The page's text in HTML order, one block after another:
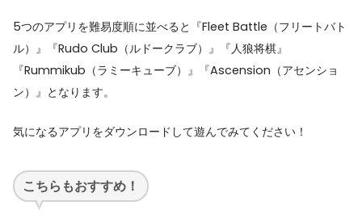
5つのアプリを難易度順に並べると『Fleet Battle（フリートバト
ル）』『Rudo Club（ルドークラブ）』『人狼将棋』
『Rummikub（ラミーキューブ）』『Ascension（アセンショ
ン）』となります。
気になるアプリをダウンロードして遊んでみてください！
こちらもおすすめ！